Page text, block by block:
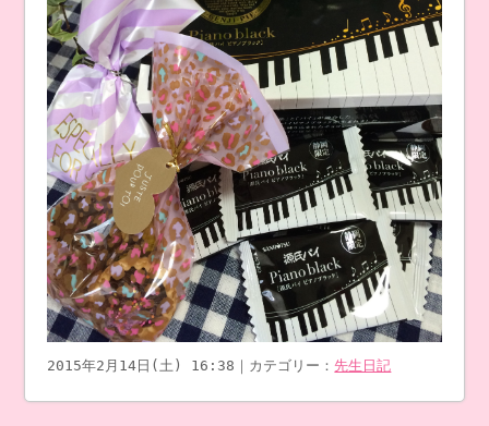
2015年2月14日(土) 16:38｜カテゴリー：先生日記